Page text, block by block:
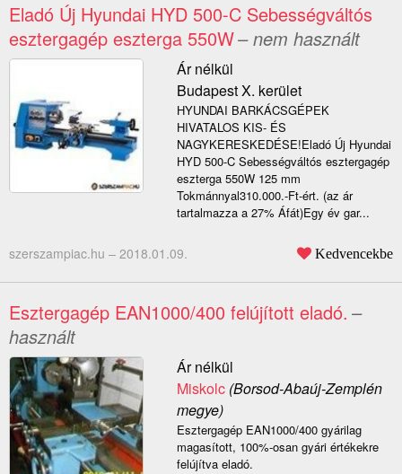
Eladó Új Hyundai HYD 500-C Sebességváltós
esztergagép eszterga 550W– nem használt
Ár nélkül
Budapest X. kerület
HYUNDAI BARKÁCSGÉPEK
HIVATALOS KIS- ÉS
NAGYKERESKEDÉSE!Eladó Új Hyundai
HYD 500-C Sebességváltós esztergagép
eszterga 550W 125 mm
Tokmánnyal310.000.-Ft-ért. (az ár
tartalmazza a 27% Áfát)Egy év gar...
szerszampiac.hu – 2018.01.09. Kedvencekbe
Esztergagép EAN1000/400 felújított eladó. –
használt
Ár nélkül
Miskolc(Borsod-Abaúj-Zemplén
megye)
Esztergagép EAN1000/400 gyárilag
magasított, 100%-osan gyári értékekre
felújítva eladó.